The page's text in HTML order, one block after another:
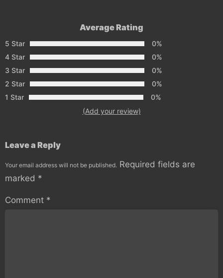
Average Rating
5 Star
0%
4 Star
0%
3 Star
0%
2 Star
0%
1 Star
0%
(Add your review)
Leave a Reply
Your email address will not be published. Required fields are
marked *
Comment *